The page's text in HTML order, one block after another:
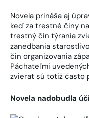
Novela prináša aj
keď za trestné činy
trestný čin týrania
zanedbania
čin organizovania
Páchateľmi
zvierat sú totiž často
Novela nadobudla